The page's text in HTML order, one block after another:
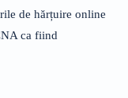
de hărțuire online
ca fiind